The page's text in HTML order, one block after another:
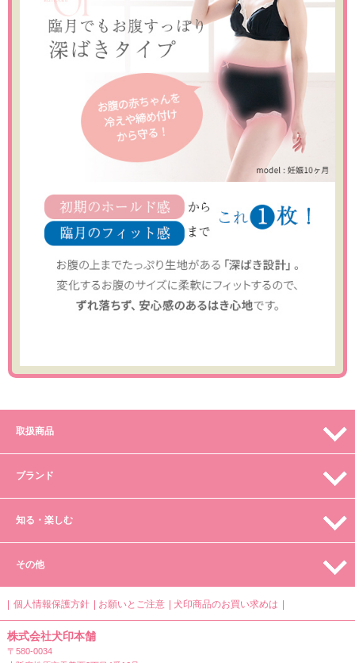
取扱商品
ブランド
知る・楽しむ
その他
個人情報保護方針 お願いとご注意 犬印商品のお買い求めは
株式会社犬印本舗
〒580-0034